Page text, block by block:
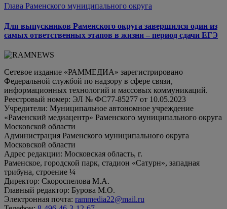
Глава Раменского муниципального округа
Для выпускников Раменского округа завершился один из
самых ответственных этапов в жизни – период сдачи ЕГЭ
Сетевое издание «РАММЕДИА» зарегистрировано
Федеральной службой по надзору в сфере связи,
информационных технологий и массовых коммуникаций.
Реестровый номер: ЭЛ № ФС77-85277 от 10.05.2023
Учредители: Муниципальное автономное учреждение
«Раменский медиацентр» Раменского муниципального округа
Московской области
Администрация Раменского муниципального округа
Московской области
Адрес редакции: Московская область, г.
Раменское, городской парк, стадион «Сатурн», западная
трибуна, строение ¼
Директор: Скороспелова М.А.
Главный редактор: Бурова М.О.
Электронная почта: rammedia22@mail.ru